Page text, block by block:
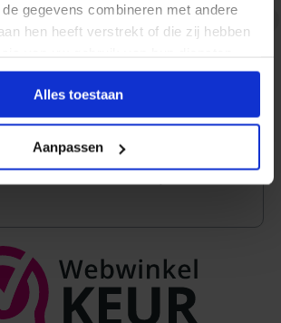
gegevens combineren met andere
hen heeft verstrekt of die zij hebben
Alles toestaan
Aanpassen
31-07-2026
en snelle levering.
12-07-2026